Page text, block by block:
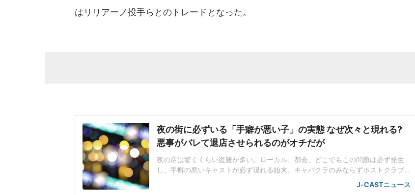
はリリアーノ投手らとのトレードとなった。
夜の街に必ずいる「手癖が悪い子」の実態 なぜ次々と現れる?
悪事がバレて退店させられるのがオチだが
夜の店は驚くくらい盗難が多い。ローカル、都会、どこでもこの問題は必ず発生
し、手癖の悪いキャストが必ず現れる始末。キャバクラのみならずホストクラブ
やコンカフェ、風俗店など全ジャンルに共通するトラブルだ。素行が悪い人は片
っ端から他人のモノに手を付け、タバコや充電器、ドレスを始めとした仕事道具
J-CASTニュース